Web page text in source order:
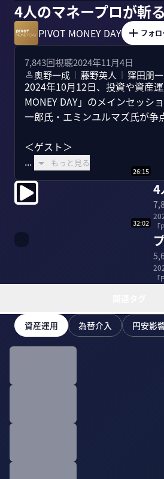
4人のマネープロが斬
PIVOT MONEY DAY フォロ
7,843回視聴2024年11月4日
奥野一成 ｜ 藤野英人 ｜ 窪田朋
2024年10月12日、投資や資産
MONEY DAY」のメインセッシ
一郎氏・エミンユルマズ氏が争
＜ゲスト＞
...
もっと見る
26:15
4
野
32:02
資産運用 為替介入 円安影